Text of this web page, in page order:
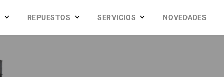
REPUESTOS SERVICIOS NOVEDADES